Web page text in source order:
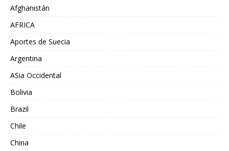
Afghanistán
AFRICA
Aportes de Suecia
Argentina
ASia Occidental
Bolivia
Brazil
Chile
China